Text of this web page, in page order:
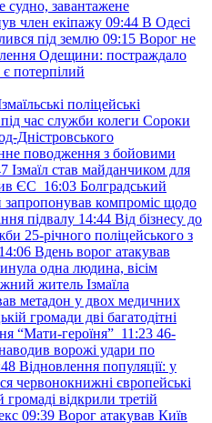
судно, завантажене
член екіпажу 09:44 В Одесі
під землю 09:15 Ворог не
Одещини: постраждало
потерпілий
поліцейські
час служби колеги Сороки
Дністровського
поводження з бойовими
Ізмаїл став майданчиком для
ЄС 16:03 Болградський
запропонував компроміс щодо
підвалу 14:44 Від бізнесу до
25-річного поліцейського з
14:06 Вдень ворог атакував
одна людина, вісім
житель Ізмаїла
метадон у двох медичних
громади дві багатодітні
“Мати-героїня” 11:23 46-
ворожі удари по
Відновлення популяції: у
червонокнижні європейські
громаді відкрили третій
09:39 Ворог атакував Київ